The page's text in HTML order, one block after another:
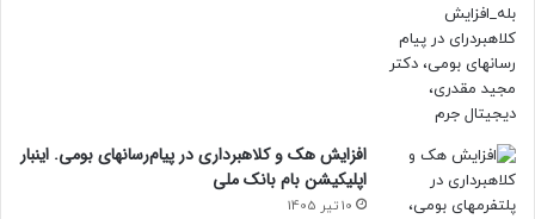
افزایش هک و کلاهبرداری در پیام‌رسانهای بومی. اینبار
اپلیکیشن بام‌ بانک ملی
10 تیر 1405